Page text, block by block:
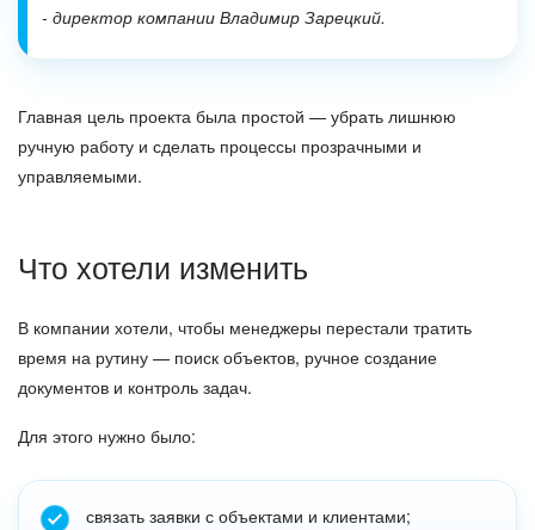
- директор компании Владимир Зарецкий.
Главная цель проекта была простой — убрать лишнюю
ручную работу и сделать процессы прозрачными и
управляемыми.
Что хотели изменить
В компании хотели, чтобы менеджеры перестали тратить
время на рутину — поиск объектов, ручное создание
документов и контроль задач.
Для этого нужно было:
связать заявки с объектами и клиентами;